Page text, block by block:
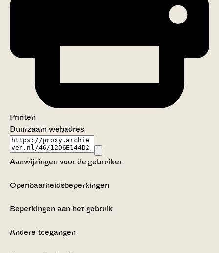
Printen
Duurzaam webadres
Aanwijzingen voor de gebruiker
Openbaarheidsbeperkingen
Beperkingen aan het gebruik
Andere toegangen